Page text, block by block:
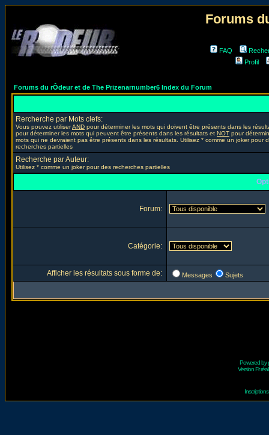
Forums
FAQ
Profil
Forums du rÔdeur et de The Prizenarnumber6 Index du Forum
Rercherche par Mots clefs:
Vous pouvez utiliserAND pour déterminer les mots qui doivent être présents dans les
pour déterminer les mots qui peuvent être présents dans les résultats et NOT pour
mots qui ne devraient pas être présents dans les résultats. Utilisez * comme un joker pour
recherches partielles
Recherche par Auteur:
Utilisez * comme un joker pour des recherches partielles
Forum:
Catégorie:
Afficher les résultats sous forme de: Messages Sujets
Powered by
Version Fr